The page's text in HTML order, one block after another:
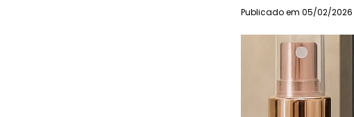
Publicado em 05/02/